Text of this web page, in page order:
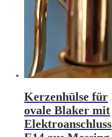
Kerzenhülse für
ovale Blaker mit
Elektroanschluss